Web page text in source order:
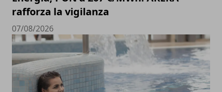
rafforza la vigilanza
07/08/2026